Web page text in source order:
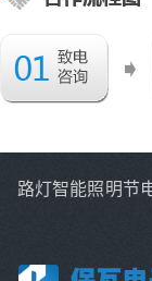
路灯智能照明节